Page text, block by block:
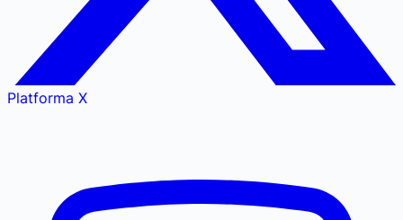
Platforma X